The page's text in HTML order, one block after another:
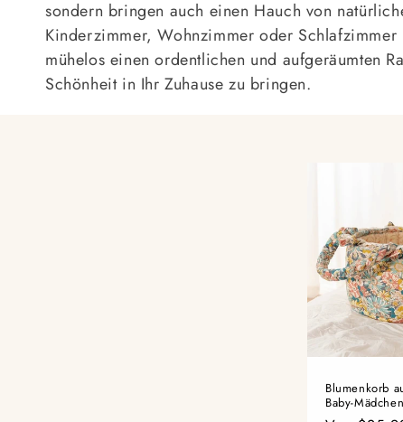
r
i
sondern bringen auch einen Hauch von
Kinderzimmer, Wohnzimmer oder
mühelos einen ordentlichen und aufgeräumten
Schönheit in Ihr Zuhause zu bringen.
Blumenkorb
Baby-Mädchen